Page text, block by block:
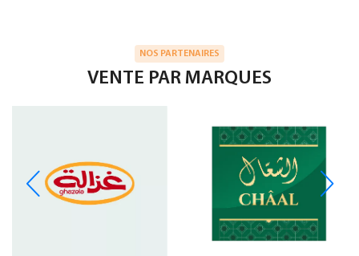
NOS PARTENAIRES
VENTE PAR MARQUES